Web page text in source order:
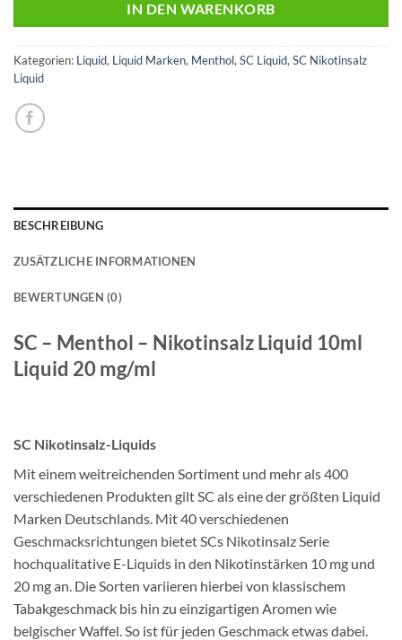
IN DEN WARENKORB
Kategorien: Liquid, Liquid Marken, Menthol, SC Liquid, SC Nikotinsalz
Liquid
BESCHREIBUNG
ZUSÄTZLICHE INFORMATIONEN
BEWERTUNGEN (0)
SC – Menthol – Nikotinsalz Liquid 10ml
Liquid 20 mg/ml
SC Nikotinsalz-Liquids
Mit einem weitreichenden Sortiment und mehr als 400
verschiedenen Produkten gilt SC als eine der größten Liquid
Marken Deutschlands. Mit 40 verschiedenen
Geschmacksrichtungen bietet SCs Nikotinsalz Serie
hochqualitative E-Liquids in den Nikotinstärken 10 mg und
20 mg an. Die Sorten variieren hierbei von klassischem
Tabakgeschmack bis hin zu einzigartigen Aromen wie
belgischer Waffel. So ist für jeden Geschmack etwas dabei.